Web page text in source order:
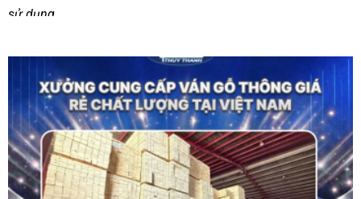
sử dụng